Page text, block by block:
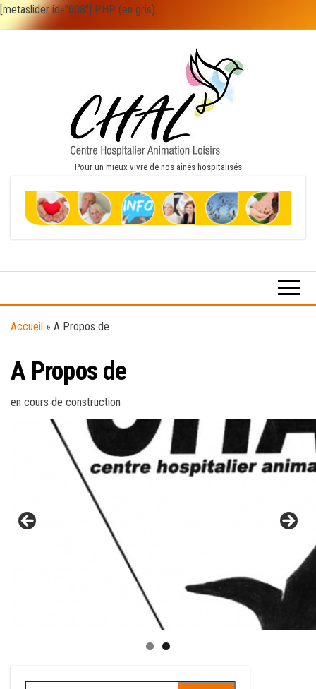
[metaslider id="608"] PHP (en gris).
Pour un mieux vivre de nos aînés hospitalisés
Accueil » A Propos de
A Propos de
en cours de construction